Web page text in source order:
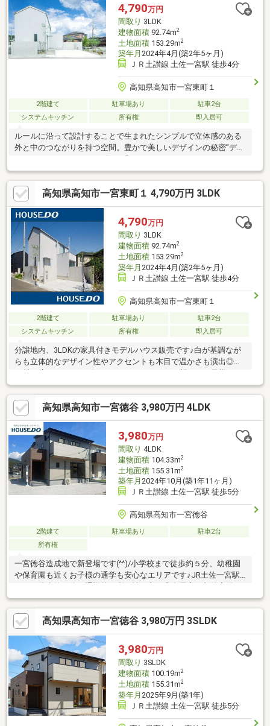
4,790万円
間取り 3LDK
建物面積92.74m2
土地面積153.29m2
築年月 2024年4月(築2年5ヶ月)
ＪＲ土讃線 土佐一宮駅 徒歩4分
高知県高知市一宮東町１
2階建て 駐車場あり
駐車2台
システムキッチン
所有権 即入居可
ルールに沿って設計することで生まれたシンプルで立体感のある
外と中のつながりを持つ空間。豊かで美しいデザインの秘密”デザ
高知県高知市一宮東町１ 4,790万円 3LDK
4,790万円
間取り 3LDK
建物面積92.74m2
土地面積153.29m2
築年月 2024年4月(築2年5ヶ月)
ＪＲ土讃線 土佐一宮駅 徒歩4分
高知県高知市一宮東町１
2階建て 駐車場あり
駐車2台
システムキッチン
所有権 即入居可
分譲地内、3LDKの家具付きモデルハウス販売です♪白が基調なが
らも立体的なデザイン性やアクセントも木目で温かさも演出◎約
23帖の広々としたリビングはキッチンからも一望できお子様との
お料理など便利なシンク付きダイニングなどご家族とのコミュニ
ケーションを大切にしやすいお家です！徒歩圏内にスーパーやド
ラッグストア、コンビニなどもあり便利な立地！JR駅までも徒歩
約4分なのでカーレスでの移動も可能♪保育園や小学校も近いので
小さなお子様も安心ですね！駐車は2台可能です◎
高知県高知市一宮徳谷 3,980万円 4LDK
3,980万円
間取り 4LDK
建物面積104.33m2
土地面積155.31m2
築年月 2024年10月(築1年11ヶ月)
ＪＲ土讃線 土佐一宮駅 徒歩5分
高知県高知市一宮徳谷
2階建て 駐車場あり
駐車2台
所有権
一宮徳谷造成地で新登場です(^^)/小学校まで徒歩約５分、幼稚園
や保育園も近くお子様の通学も安心なエリアです♪JR土佐一宮駅
階ウォークインクローゼットはアウターやお出掛け用の小物など
を収納しておくのに便利なスペースです♪生活動線を考えられた造
りのお家です◎― 周辺環境情報 ―・ローソン高知一宮店まで徒
歩4分(約250ｍ)・ドラッグセイムス一宮駅前店まで徒歩4分(約350
ｍ)・JR土讃線土佐一宮駅まで徒歩5分(約350m)・一宮幼稚園まで
徒歩7分(約550m)・マルナカ一宮店まで徒歩13分(約1000m)
高知県高知市一宮徳谷 3,980万円 3SLDK
3,980万円
間取り 3SLDK
建物面積100.19m2
土地面積155.31m2
築年月 2025年9月(築1年)
ＪＲ土讃線 土佐一宮駅 徒歩5分